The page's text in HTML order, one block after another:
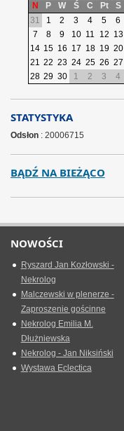
N
P W Ś C Pt
S
31
1 2 3 4 5
6
7
8 9 10 11 12 13
14 15 16 17 18 19 20
21 22 23 24 25 26 27
28 29 30 1 2 3 4
STATYSTYKA
Odsłon: 20006715
BĄDŹ NA BIEŻĄCO
NOWOŚCI
Ryszard Jan Kozłowski -
Nekrolog
Malczewski w plenerze -
Zaproszenie gościnne
Nekrolog Emilia M.
Dłużniewska
Nekrolog - Jan Niksiński
Wystawa Eclectica